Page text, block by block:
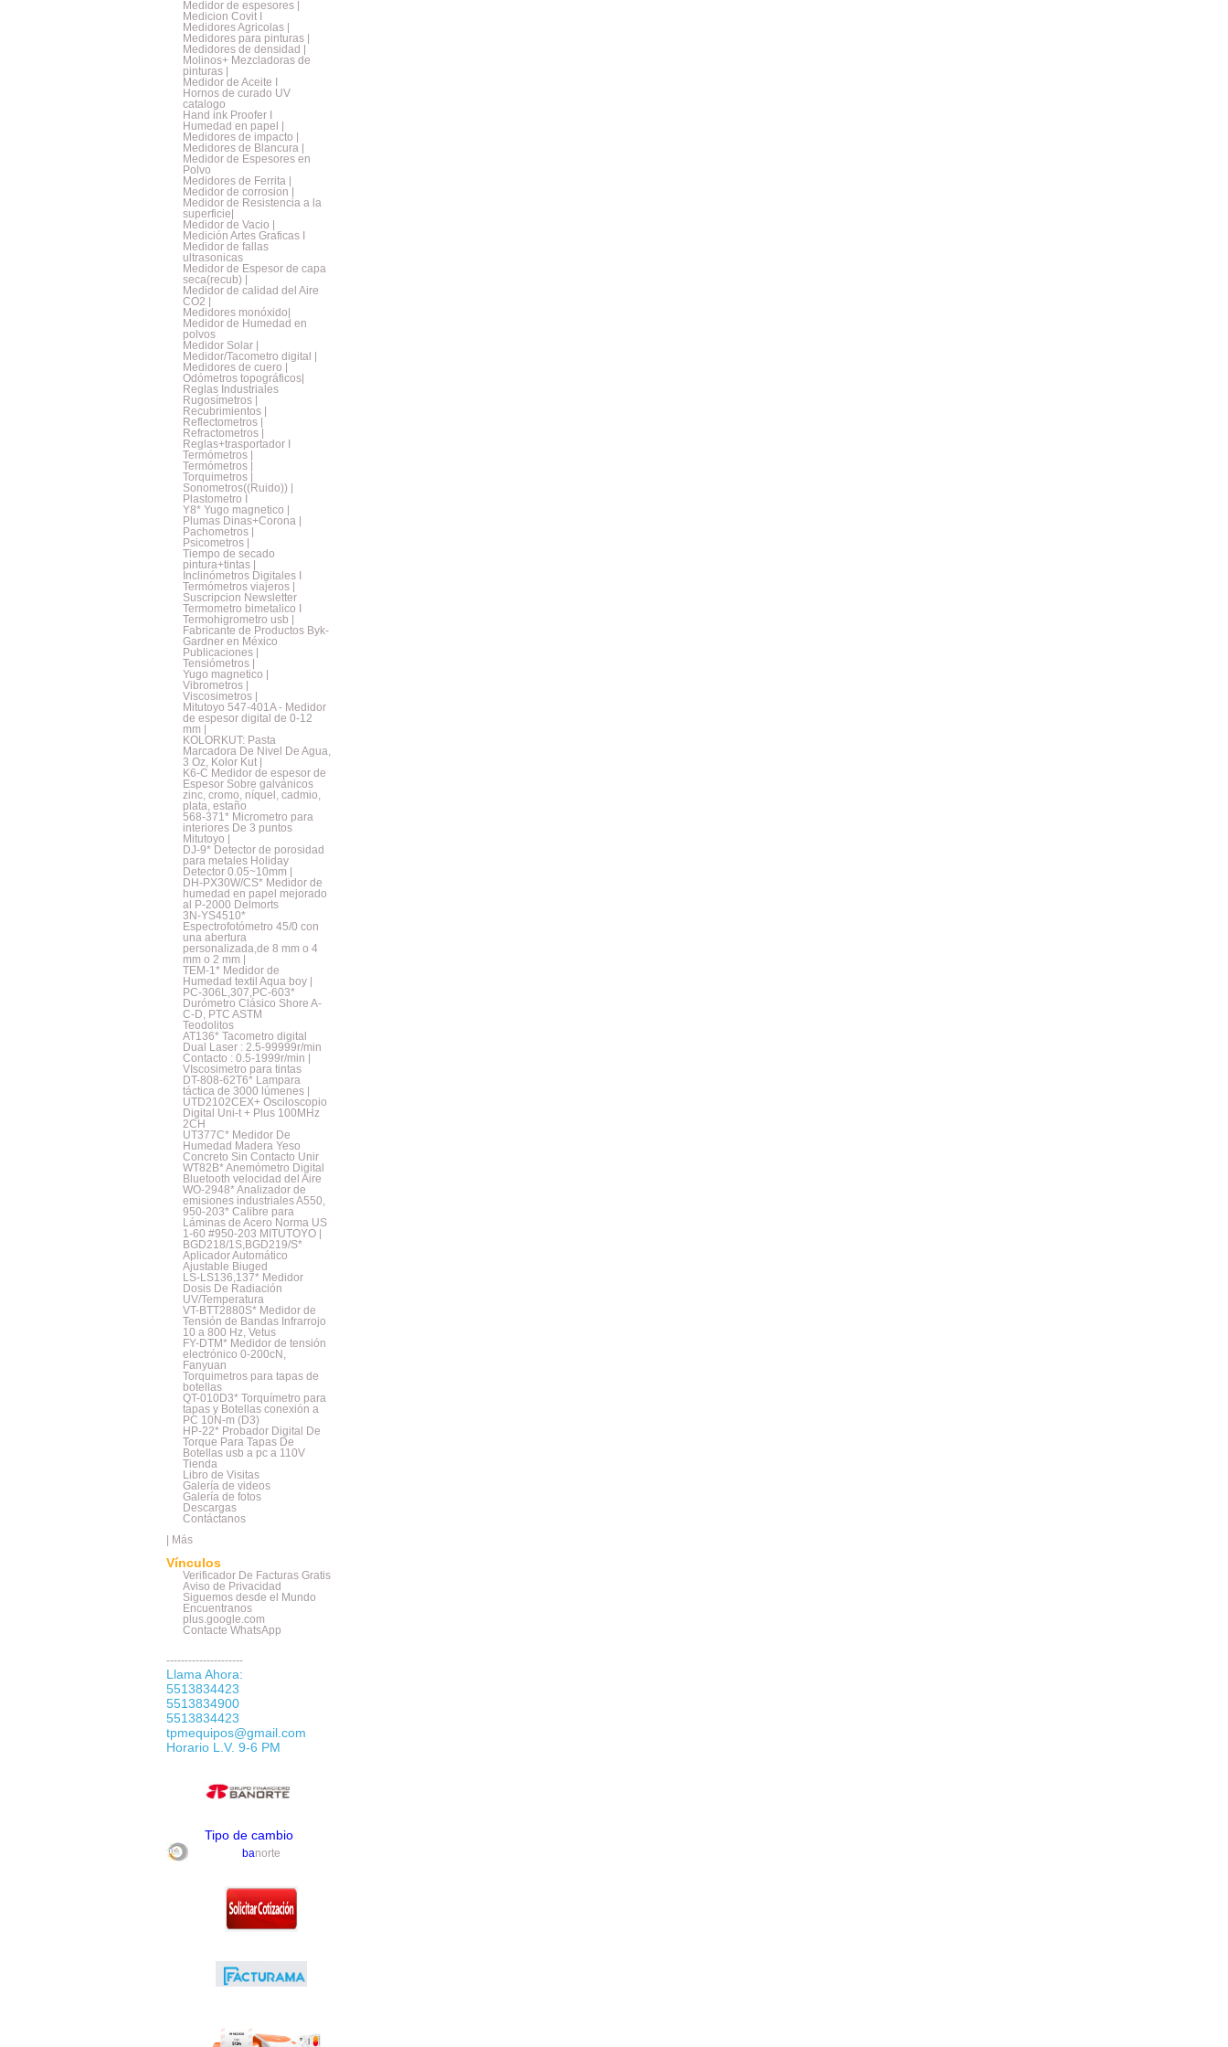
Medidor de espesores |
Medicion Covit I
Medidores Agricolas |
Medidores para pinturas |
Medidores de densidad |
Molinos+ Mezcladoras de
pinturas |
Medidor de Aceite I
Hornos de curado UV
catalogo
Hand ink Proofer I
Humedad en papel |
Medidores de impacto |
Medidores de Blancura |
Medidor de Espesores en
Polvo
Medidores de Ferrita |
Medidor de corrosion |
Medidor de Resistencia a la
superficie|
Medidor de Vacio |
Medición Artes Graficas I
Medidor de fallas
ultrasonicas
Medidor de Espesor de capa
seca(recub) |
Medidor de calidad del Aire
CO2 |
Medidores monóxido|
Medidor de Humedad en
polvos
Medidor Solar |
Medidor/Tacometro digital |
Medidores de cuero |
Odómetros topográficos|
Reglas Industriales
Rugosímetros |
Recubrimientos |
Reflectometros |
Refractometros |
Reglas+trasportador I
Termómetros |
Termómetros |
Torquimetros |
Sonometros((Ruido)) |
Plastometro I
Y8* Yugo magnetico |
Plumas Dinas+Corona |
Pachometros |
Psicometros |
Tiempo de secado
pintura+tintas |
Inclinómetros Digitales I
Termómetros viajeros |
Suscripcion Newsletter
Termometro bimetalico I
Termohigrometro usb |
Fabricante de Productos Byk-
Gardner en México
Publicaciones |
Tensiómetros |
Yugo magnetico |
Vibrometros |
Viscosimetros |
Mitutoyo 547-401A - Medidor
de espesor digital de 0-12
mm |
KOLORKUT: Pasta
Marcadora De Nivel De Agua,
3 Oz, Kolor Kut |
K6-C Medidor de espesor de
Espesor Sobre galvánicos
zinc, cromo, níquel, cadmio,
plata, estaño
568-371* Micrometro para
interiores De 3 puntos
Mitutoyo |
DJ-9* Detector de porosidad
para metales Holiday
Detector 0.05~10mm |
DH-PX30W/CS* Medidor de
humedad en papel mejorado
al P-2000 Delmorts
3N-YS4510*
Espectrofotómetro 45/0 con
una abertura
personalizada,de 8 mm o 4
mm o 2 mm |
TEM-1* Medidor de
Humedad textil Aqua boy |
PC-306L,307,PC-603*
Durómetro Clásico Shore A-
C-D, PTC ASTM
Teodolitos
AT136* Tacometro digital
Dual Laser : 2.5-99999r/min
Contacto : 0.5-1999r/min |
VIscosimetro para tintas
DT-808-62T6* Lampara
táctica de 3000 lúmenes |
UTD2102CEX+ Osciloscopio
Digital Uni-t + Plus 100MHz
2CH
UT377C* Medidor De
Humedad Madera Yeso
Concreto Sin Contacto Unir
WT82B* Anemómetro Digital
Bluetooth velocidad del Aire
WO-2948* Analizador de
emisiones industriales A550,
950-203* Calibre para
Láminas de Acero Norma US
1-60 #950-203 MITUTOYO |
BGD218/1S,BGD219/S*
Aplicador Automático
Ajustable Biuged
LS-LS136,137* Medidor
Dosis De Radiación
UV/Temperatura
VT-BTT2880S* Medidor de
Tensión de Bandas Infrarrojo
10 a 800 Hz, Vetus
FY-DTM* Medidor de tensión
electrónico 0-200cN,
Fanyuan
Torquimetros para tapas de
botellas
QT-010D3* Torquímetro para
tapas y Botellas conexión a
PC 10N-m (D3)
HP-22* Probador Digital De
Torque Para Tapas De
Botellas usb a pc a 110V
Tienda
Libro de Visitas
Galería de videos
Galería de fotos
Descargas
Contáctanos
Más
Vínculos
Verificador De Facturas Gratis
Aviso de Privacidad
Siguemos desde el Mundo
Encuentranos
plus.google.com
Contacte WhatsApp
---------------------
Llama Ahora:
5513834423
5513834900
5513834423
tpmequipos@gmail.com
Horario L.V. 9-6 PM
Tipo de cambio
banorte